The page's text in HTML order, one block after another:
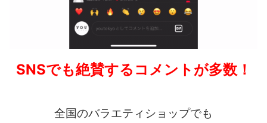
SNSでも絶賛するコメントが多数！
全国のバラエティショップでも